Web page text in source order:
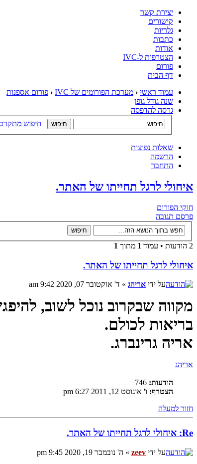
יצירת קשר
קישורים
גלריות
כתבות
אודות
הצטרפות ל-IVC
פורום
דף הבית
עמוד ראשי ‹ מערכת הפורומים של IVC ‹ פורום אספנות
שנה גודל גופן
גרסה להדפסה
חיפוש
שאלות נפוצות
הרשמה
התחבר
איחולי לרגל תחייתו של האתר.
חוקי הפורום
פרסם תגובה
2 הודעות • עמוד 1 מתוך 1
איחולי לרגל תחייתו של האתר.
על ידי אריהג » ד' אוקטובר 07, 2020 9:42 am
מקווה שבקרוב נוכל לשוב,
בריאות לכולם.
אריה גרינברג.
אריהג
הודעות:
הצטרף: ו' אוגוסט 12, 2011 6:27 pm
חזור למעלה
Re: איחולי לרגל תחייתו של האתר.
על ידי zeev » ה' נובמבר 19, 2020 9:45 pm